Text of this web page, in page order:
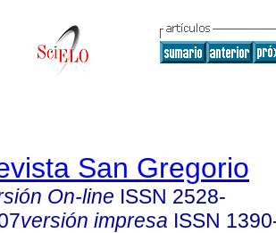
San Gregorio
On-line ISSN 2528-
versión impresa ISSN